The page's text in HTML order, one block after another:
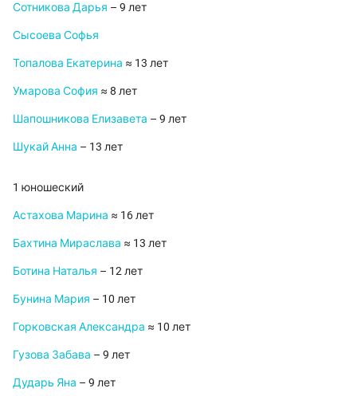
Сотникова Дарья – 9 лет
Сысоева Софья
Топалова Екатерина ≈ 13 лет
Умарова София ≈ 8 лет
Шапошникова Елизавета – 9 лет
Шукай Анна – 13 лет
1 юношеский
Астахова Марина ≈ 16 лет
Бахтина Мираслава ≈ 13 лет
Ботина Наталья – 12 лет
Бунина Мария – 10 лет
Горковская Александра ≈ 10 лет
Гузова Забава – 9 лет
Дударь Яна – 9 лет